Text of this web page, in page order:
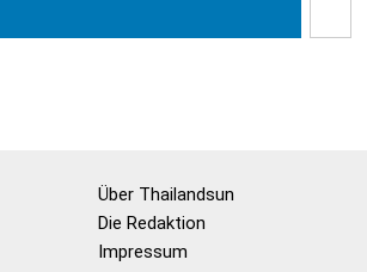
Über Thailandsun
Die Redaktion
Impressum